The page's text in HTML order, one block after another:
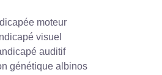
moteur
visuel
auditif
génétique albinos